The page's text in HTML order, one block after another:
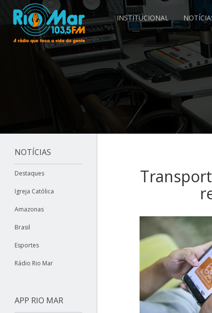
INSTITUCIONAL
NOTÍCIAS
Destaques
Igreja Católica
Amazonas
Brasil
Esportes
Rádio Rio Mar
APP RIO MAR